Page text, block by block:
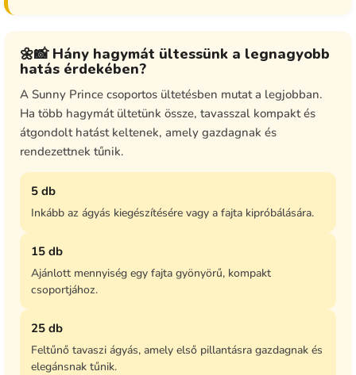
🌼📸 Hány hagymát ültessünk a legnagyobb
hatás érdekében?
A Sunny Prince csoportos ültetésben mutat a legjobban.
Ha több hagymát ültetünk össze, tavasszal kompakt és
átgondolt hatást keltenek, amely gazdagnak és
rendezettnek tűnik.
5 db
Inkább az ágyás kiegészítésére vagy a fajta kipróbálására.
15 db
Ajánlott mennyiség egy fajta gyönyörű, kompakt
csoportjához.
25 db
Feltűnő tavaszi ágyás, amely első pillantásra gazdagnak és
elegánsnak tűnik.